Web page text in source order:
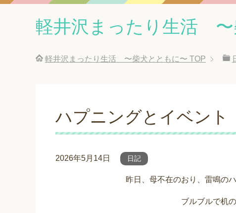
軽井沢まったり生活 〜
軽井沢まったり生活 〜柴犬とともに〜 TOP
ハプニングとイベント
2026年5月14日 日記
昨日、母不在のおり、雷鳴の
ブルブルで机